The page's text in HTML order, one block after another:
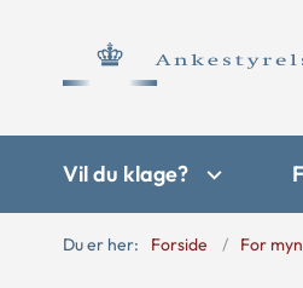
Vil du klage?
Du er her: Forside For